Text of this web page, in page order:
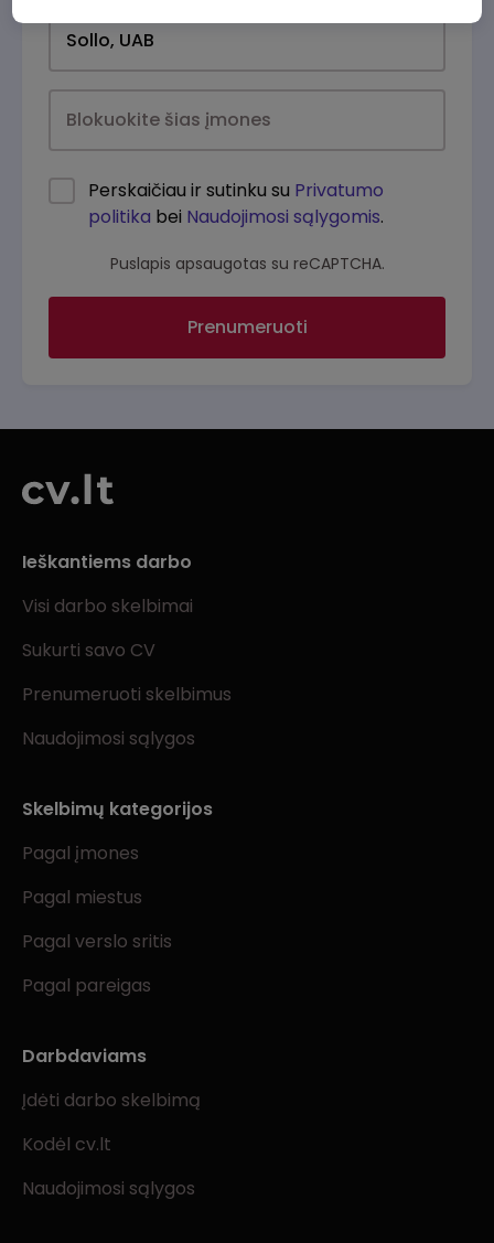
Perskaičiau ir sutinku su Privatumo
politika bei Naudojimosi sąlygomis.
Puslapis apsaugotas su reCAPTCHA.
Prenumeruoti
Ieškantiems darbo
Visi darbo skelbimai
Sukurti savo CV
Prenumeruoti skelbimus
Naudojimosi sąlygos
Skelbimų kategorijos
Pagal įmones
Pagal miestus
Pagal verslo sritis
Pagal pareigas
Darbdaviams
Įdėti darbo skelbimą
Kodėl cv.lt
Naudojimosi sąlygos